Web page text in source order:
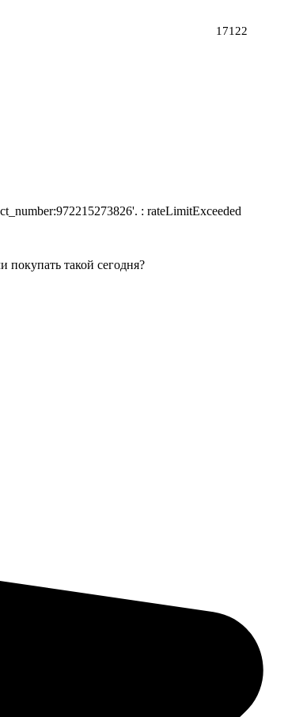
17122
: rateLimitExceeded
такой сегодня?